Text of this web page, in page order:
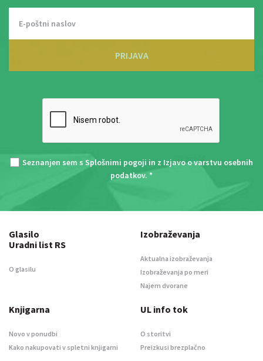
PRIJAVA
Seznanjen sem s Splošnimi pogoji in z Izjavo o varstvu osebnih
podatkov. *
Glasilo
Uradni list RS
O glasilu
Izobraževanja
Aktualna izobraževanja
Izobraževanja po meri
Najem dvorane
Knjigarna
Novo v ponudbi
Kako nakupovati v spletni knjigarni
UL info tok
O storitvi
Preizkusi brezplačno